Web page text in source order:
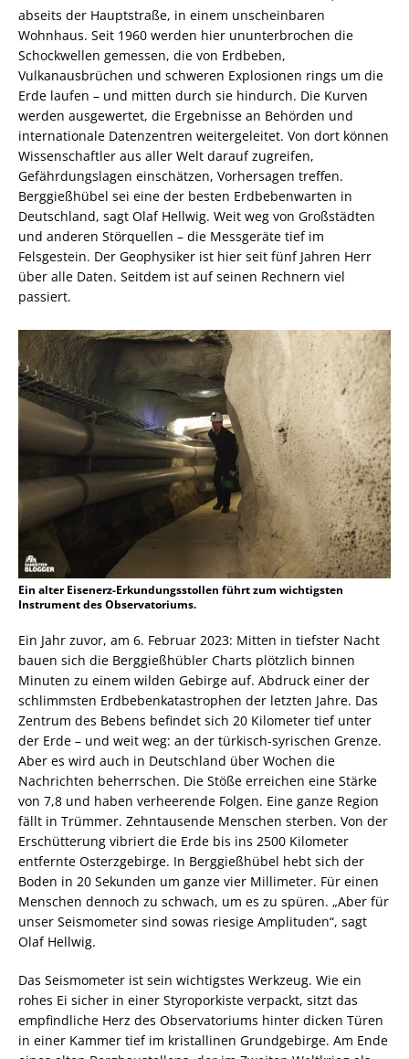
abseits der Hauptstraße, in einem unscheinbaren
Wohnhaus. Seit 1960 werden hier ununterbrochen die
Schockwellen gemessen, die von Erdbeben,
Vulkanausbrüchen und schweren Explosionen rings um die
Erde laufen – und mitten durch sie hindurch. Die Kurven
werden ausgewertet, die Ergebnisse an Behörden und
internationale Datenzentren weitergeleitet. Von dort können
Wissenschaftler aus aller Welt darauf zugreifen,
Gefährdungslagen einschätzen, Vorhersagen treffen.
Berggießhübel sei eine der besten Erdbebenwarten in
Deutschland, sagt Olaf Hellwig. Weit weg von Großstädten
und anderen Störquellen – die Messgeräte tief im
Felsgestein. Der Geophysiker ist hier seit fünf Jahren Herr
über alle Daten. Seitdem ist auf seinen Rechnern viel
passiert.
Ein alter Eisenerz-Erkundungsstollen führt zum wichtigsten
Instrument des Observatoriums.
Ein Jahr zuvor, am 6. Februar 2023: Mitten in tiefster Nacht
bauen sich die Berggießhübler Charts plötzlich binnen
Minuten zu einem wilden Gebirge auf. Abdruck einer der
schlimmsten Erdbebenkatastrophen der letzten Jahre. Das
Zentrum des Bebens befindet sich 20 Kilometer tief unter
der Erde – und weit weg: an der türkisch-syrischen Grenze.
Aber es wird auch in Deutschland über Wochen die
Nachrichten beherrschen. Die Stöße erreichen eine Stärke
von 7,8 und haben verheerende Folgen. Eine ganze Region
fällt in Trümmer. Zehntausende Menschen sterben. Von der
Erschütterung vibriert die Erde bis ins 2500 Kilometer
entfernte Osterzgebirge. In Berggießhübel hebt sich der
Boden in 20 Sekunden um ganze vier Millimeter. Für einen
Menschen dennoch zu schwach, um es zu spüren. „Aber für
unser Seismometer sind sowas riesige Amplituden“, sagt
Olaf Hellwig.
Das Seismometer ist sein wichtigstes Werkzeug. Wie ein
rohes Ei sicher in einer Styroporkiste verpackt, sitzt das
empfindliche Herz des Observatoriums hinter dicken Türen
in einer Kammer tief im kristallinen Grundgebirge. Am Ende